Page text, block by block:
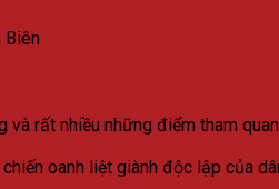
Biên
rất nhiều những điểm tham
oanh liệt giành độc lập của